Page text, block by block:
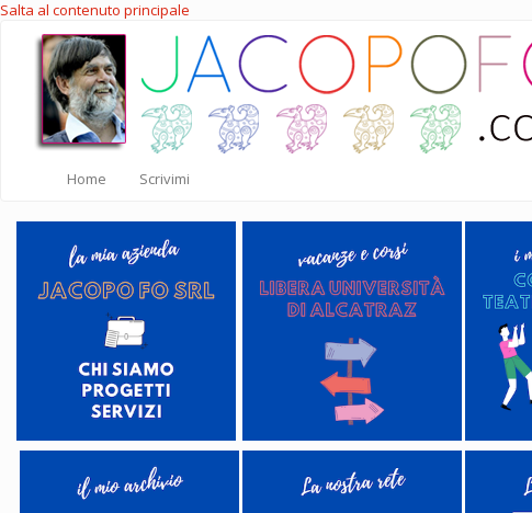
Salta al contenuto principale
Home Scrivimi